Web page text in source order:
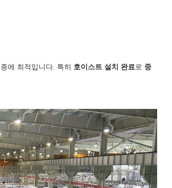
에 최적입니다. 특히 호이스트 설치 완료로 중